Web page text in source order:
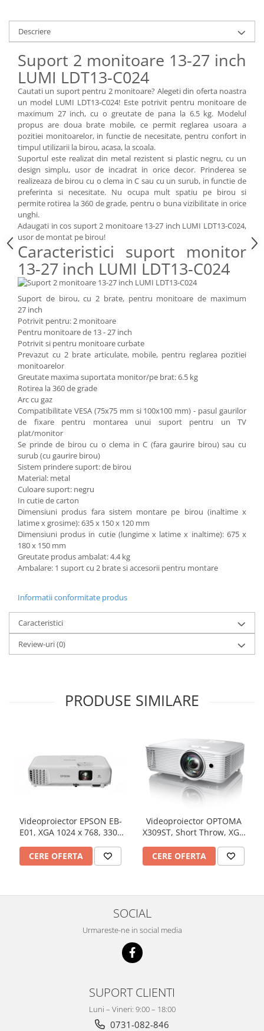
Videoproiectoare
Suporti si Accesorii
Ecrane Proiectie
Laptopuri si Accesorii
Laptopuri
Accesorii Laptopuri
All in One/PC
All in One
Periferice PC
Conectivitate si Accesorii
Monitoare
Tablete si Accesorii
Imprimante si Multifunctionale
Imprimante
Multifunctionale
Imprimante si Scanere 3D
Imprimante 3D
Videoconferinta si Colaborare
Camere Videoconferinta
Boxe si Soundbar
Tehnologie Educationala
Ochelari VR
Kit Robotic Educational
Software Educational
Mobilier Invatamant
Mobilier Cresa si Gradinita
Mese gradinita
Scaune Gradinita
Paturi gradinita
Mobilier Depozitare
Dulapuri si Cuiere
Mobilier Scolar
Banci Sali Clasa
Scaune Scolare
Dulapuri,Biblioteci si Cuiere
Mobilier Laboratoare
Catedre si mese
Mobilier Universitar
Mobilier Laboratoare
Dezvoltarea limbajului
Matematica
Truse de experimente pentru copii
Dezvoltare socio-emotionala
Dezvoltarea cognitiva
Materiale Didactice Clasele
Limba si Comunicare
Matematica si stiinte ale naturii
Descriere
Suport 2 monitoare 13-27 inch
LUMI LDT13-C024
Cautati un suport pentru 2 monitoare? Alegeti din oferta noastra
un model LUMI LDT13-C024! Este potrivit pentru monitoare de
maximum 27 inch, cu o greutate de pana la 6.5 kg. Modelul
propus are doua brate mobile, ce permit reglarea usoara a
pozitiei monitoarelor, in functie de necesitate, pentru confort in
timpul utilizarii la birou, acasa, la scoala.
Suportul este realizat din metal rezistent si plastic negru, cu un
design simplu, usor de incadrat in orice decor. Prinderea se
realizeaza de birou cu o clema in C sau cu un surub, in functie de
preferinta si necesitate. Nu ocupa mult spatiu pe birou si
permite rotirea la 360 de grade, pentru o buna vizibilitate in orice
unghi.
Adaugati in cos suport 2 monitoare 13-27 inch LUMI LDT13-C024,
usor de montat pe birou!
Caracteristici suport monitor
13-27 inch LUMI LDT13-C024
Suport de birou, cu 2 brate, pentru monitoare de maximum
27 inch
Potrivit pentru: 2 monitoare
Pentru monitoare de 13 - 27 inch
Potrivit si pentru monitoare curbate
Prevazut cu 2 brate articulate, mobile, pentru reglarea pozitiei
monitoarelor
Greutate maxima suportata monitor/pe brat: 6.5 kg
Rotirea la 360 de grade
Arc cu gaz
Compatibilitate VESA (75x75 mm si 100x100 mm) - pasul gaurilor
de fixare pentru montarea unui suport pentru un TV
plat/monitor
Se prinde de birou cu o clema in C (fara gaurire birou) sau cu
surub (cu gaurire birou)
Sistem prindere suport: de birou
Material: metal
Culoare suport: negru
In cutie de carton
Dimensiuni produs fara sistem montare pe birou (inaltime x
latime x grosime): 635 x 150 x 120 mm
Dimensiuni produs in cutie (lungime x latime x inaltime): 675 x
180 x 150 mm
Greutate produs ambalat: 4.4 kg
Ambalare: 1 suport cu 2 brate si accesorii pentru montare
Informatii conformitate produs
Caracteristici
Review-uri(0)
PRODUSE SIMILARE
Videoproiector EPSON EB-
E01, XGA 1024 x 768, 3300
CERE OFERTA
Videoproiector OPTOMA
X309ST, Short Throw, XGA
contrast 25000:1
CERE OFERTA
SOCIAL
Urmareste-ne in social media
SUPORT CLIENTI
Luni – Vineri: 9:00 – 18:00
0731-082-846